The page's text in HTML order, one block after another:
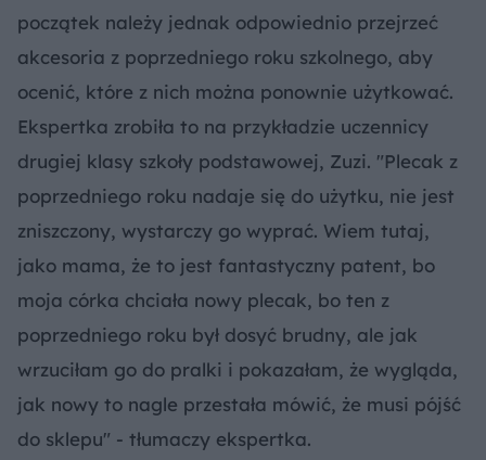
początek należy jednak odpowiednio przejrzeć
akcesoria z poprzedniego roku szkolnego, aby
ocenić, które z nich można ponownie użytkować.
Ekspertka zrobiła to na przykładzie uczennicy
drugiej klasy szkoły podstawowej, Zuzi. "Plecak z
poprzedniego roku nadaje się do użytku, nie jest
zniszczony, wystarczy go wyprać. Wiem tutaj,
jako mama, że to jest fantastyczny patent, bo
moja córka chciała nowy plecak, bo ten z
poprzedniego roku był dosyć brudny, ale jak
wrzuciłam go do pralki i pokazałam, że wygląda,
jak nowy to nagle przestała mówić, że musi pójść
do sklepu" - tłumaczy ekspertka.